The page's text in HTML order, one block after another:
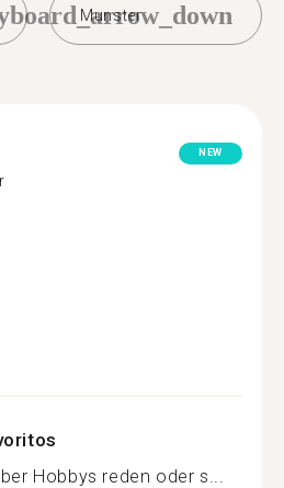
Munster
NEW
Hobbys reden oder s...